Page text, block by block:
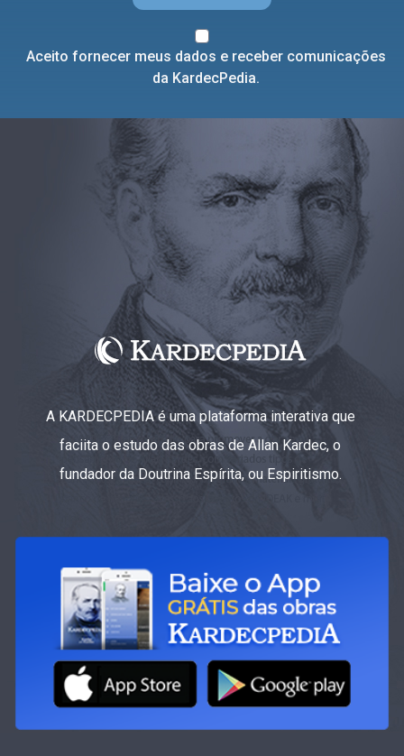
Aceito fornecer meus dados e receber comunicações
da KardecPedia.
A KARDECPEDIA é uma plataforma interativa que
faciita o estudo das obras de Allan Kardec, o
fundador da Doutrina Espírita, ou Espiritismo.